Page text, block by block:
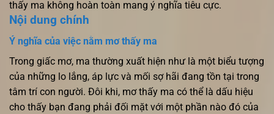
thấy ma không hoàn toàn mang ý nghĩa tiêu cực.
Nội dung chính
Ý nghĩa của việc nằm mơ thấy ma
Trong giấc mơ, ma thường xuất hiện như là một biểu tượng
của những lo lắng, áp lực và mối sợ hãi đang tồn tại trong
tâm trí con người. Đôi khi, mơ thấy ma có thể là dấu hiệu
cho thấy bạn đang phải đối mặt với một phần nào đó của